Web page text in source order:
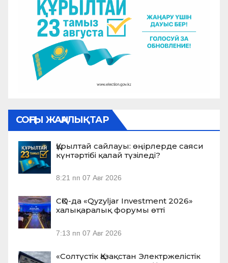
СОҢҒЫ ЖАҢАЛЫҚТАР
Құрылтай сайлауы: өңірлерде саяси
күнтәртібі қалай түзіледі?
8:21 пп 07 Авг 2026
СҚО-да «Qyzyljar Investment 2026»
халықаралық форумы өтті
7:13 пп 07 Авг 2026
«Солтүстік Қазақстан Электржелістік